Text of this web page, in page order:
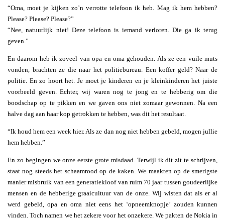
“Oma, moet je kijken zo’n verrotte telefoon ik heb. Mag ik hem hebben?
Please? Please? Please?”
“Nee, natuurlijk niet! Deze telefoon is iemand verloren. Die ga ik terug
geven.”
En daarom heb ik zoveel van opa en oma gehouden. Als ze een vuile muts
vonden, brachten ze die naar het politiebureau. Een koffer geld? Naar de
politie. En zo hoort het. Je moet je kinderen en je kleinkinderen het juiste
voorbeeld geven. Echter, wij waren nog te jong en te hebberig om die
boodschap op te pikken en we gaven ons niet zomaar gewonnen. Na een
halve dag aan haar kop getrokken te hebben, was dit het resultaat.
“Ik houd hem een week hier. Als ze dan nog niet hebben gebeld, mogen jullie
hem hebben.”
En zo begingen we onze eerste grote misdaad. Terwijl ik dit zit te schrijven,
staat nog steeds het schaamrood op de kaken. We maakten op de smerigste
manier misbruik van een generatiekloof van ruim 70 jaar tussen goudeerlijke
mensen en de hebberige graaicultuur van de onze. Wij wisten dat als er al
werd gebeld, opa en oma niet eens het ‘opneemknopje’ zouden kunnen
vinden. Toch namen we het zekere voor het onzekere. We pakten de Nokia in